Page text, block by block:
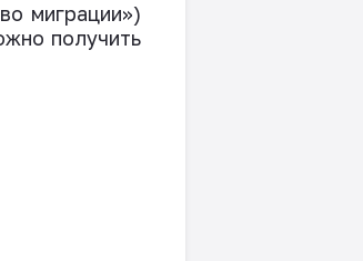
миграции»)
получить